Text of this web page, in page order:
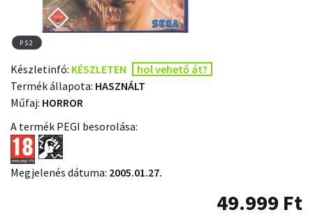
PS2
Készletinfó: KÉSZLETEN
hol vehető át?
Termék állapota: HASZNÁLT
Műfaj: HORROR
A termék PEGI besorolása:
Megjelenés dátuma: 2005.01.27.
49.999 Ft